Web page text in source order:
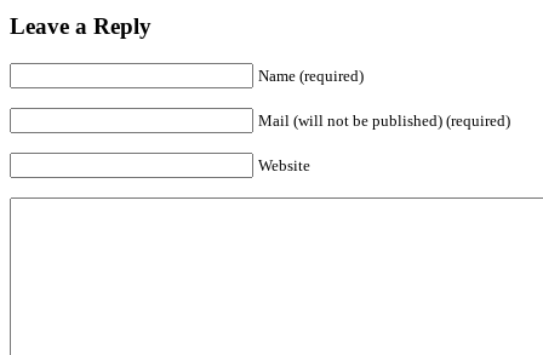
Leave a Reply
Name (required)
Mail (will not be published) (required)
Website